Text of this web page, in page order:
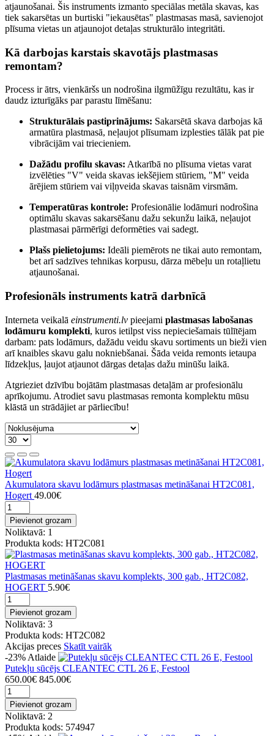
atjaunošanai. Šis instruments izmanto speciālas metāla skavas, kas
tiek sakarsētas un burtiski "iekausētas" plastmasas masā, savienojot
plīsuma vietas un atjaunojot detaļas strukturālo integritāti.
Kā darbojas karstais skavotājs plastmasas
remontam?
Process ir ātrs, vienkāršs un nodrošina ilgmūžīgu rezultātu, kas ir
daudz izturīgāks par parastu līmēšanu:
Strukturālais pastiprinājums: Sakarsētā skava darbojas kā
armatūra plastmasā, neļaujot plīsumam izplesties tālāk pat pie
vibrācijām vai triecieniem.
Dažādu profilu skavas: Atkarībā no plīsuma vietas varat
izvēlēties "V" veida skavas iekšējiem stūriem, "M" veida
ārējiem stūriem vai viļņveida skavas taisnām virsmām.
Temperatūras kontrole: Profesionālie lodāmuri nodrošina
optimālu skavas sakarsēšanu dažu sekunžu laikā, neļaujot
plastmasai pārmērīgi deformēties vai sadegt.
Plašs pielietojums: Ideāli piemērots ne tikai auto remontam,
bet arī sadzīves tehnikas korpusu, dārza mēbeļu un rotaļlietu
atjaunošanai.
Profesionāls instruments katrā darbnīcā
Interneta veikalā einstrumenti.lv pieejami plastmasas labošanas
lodāmuru komplekti, kuros ietilpst viss nepieciešamais tūlītējam
darbam: pats lodāmurs, dažādu veidu skavu sortiments un bieži vien
arī knaibles skavu galu nokniebšanai. Šāda veida remonts ietaupa
līdzekļus, ļaujot atjaunot dārgas detaļas dažu minūšu laikā.
Atgrieziet dzīvību bojātām plastmasas detaļām ar profesionālu
aprīkojumu. Atrodiet savu plastmasas remonta komplektu mūsu
klāstā un strādājiet ar pārliecību!
Akumulatora skavu lodāmurs plastmasas metināšanai HT2C081,
Hogert 49.00€
Pievienot grozam
Noliktavā: 1
Produkta kods: HT2C081
Plastmasas metināšanas skavu komplekts, 300 gab., HT2C082,
HOGERT 5.90€
Pievienot grozam
Noliktavā: 3
Produkta kods: HT2C082
Akcijas preces Skatīt vairāk
-23% Atlaide
Putekļu sūcējs CLEANTEC CTL 26 E, Festool
650.00€ 845.00€
Pievienot grozam
Noliktavā: 2
Produkta kods: 574947